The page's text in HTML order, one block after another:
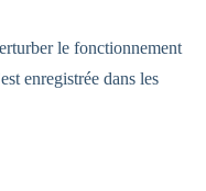
le fonctionnement
enregistrée dans les